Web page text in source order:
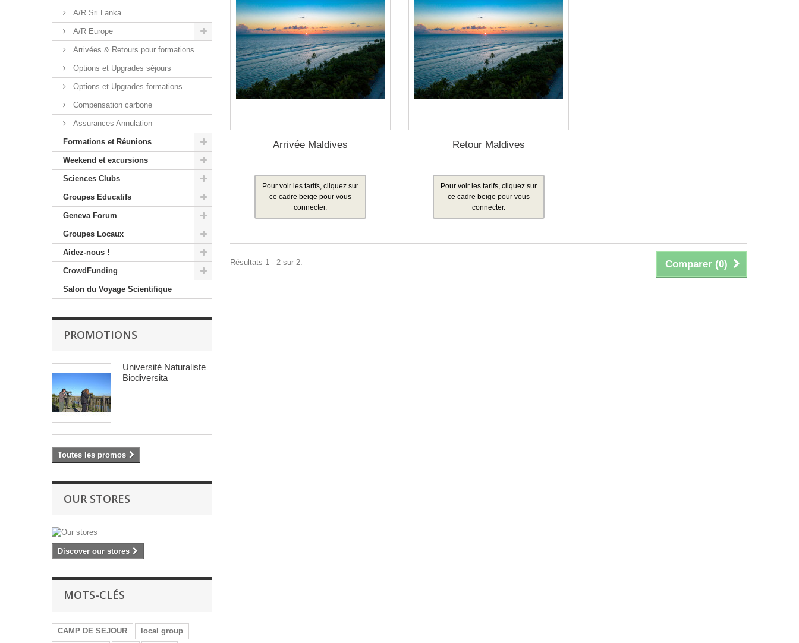
A/R Sri Lanka
A/R Europe
Arrivées & Retours pour formations
Options et Upgrades séjours
Options et Upgrades formations
Compensation carbone
Assurances Annulation
Formations et Réunions
Weekend et excursions
Sciences Clubs
Groupes Educatifs
Geneva Forum
Groupes Locaux
Aidez-nous !
CrowdFunding
Salon du Voyage Scientifique
PROMOTIONS
Université Naturaliste
Biodiversita
Toutes les promos
OUR STORES
Discover our stores
MOTS-CLÉS
CAMP DE SEJOUR
local group
Arrivée Maldives
Pour voir les tarifs, cliquez sur
ce cadre beige pour vous
connecter.
Retour Maldives
Pour voir les tarifs, cliquez sur
ce cadre beige pour vous
connecter.
Comparer (0)
Résultats 1 - 2 sur 2.